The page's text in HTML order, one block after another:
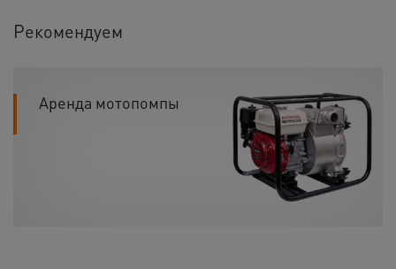
Рекомендуем
Аренда мотопомпы